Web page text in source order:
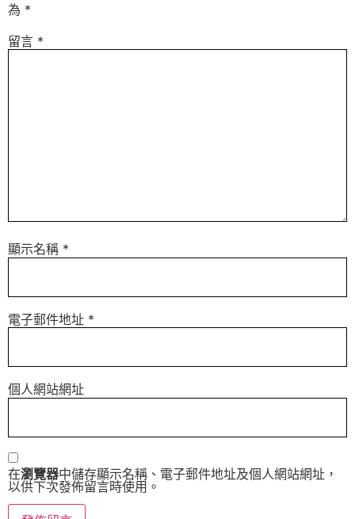
為 *
留言 *
顯示名稱 *
電子郵件地址 *
個人網站網址
在瀏覽器中儲存顯示名稱、電子郵件地址及個人網站網址，
以供下次發佈留言時使用。